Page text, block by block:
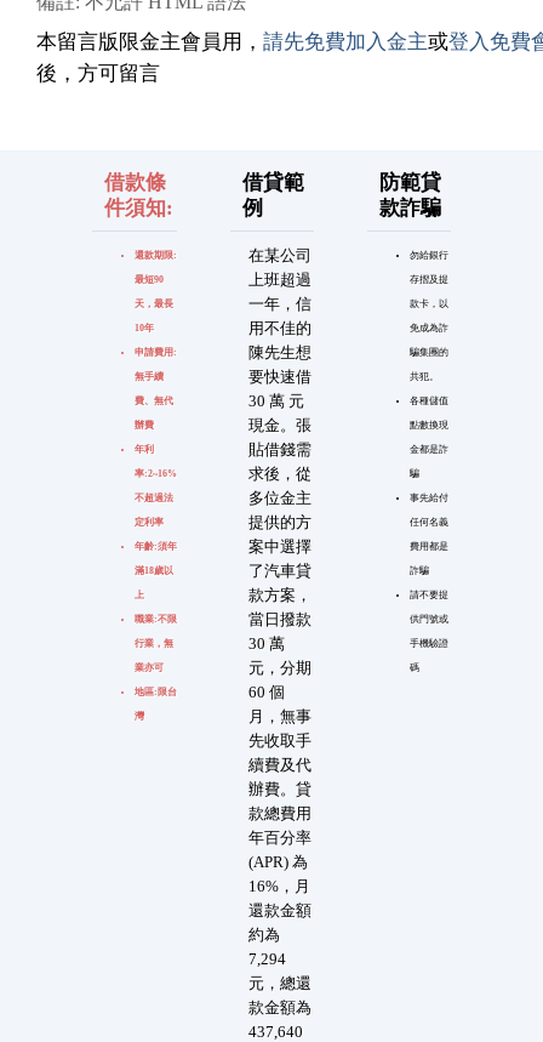
本留言版限金主會員用， 請先免費加入金主或登入免費
後，方可留言
借款條
件須知:
還款期限:
最短90
天，最長
10年
申請費用:
無手續
費、無代
辦費
年利
率:2~16%
不超過法
定利率
年齡:須年
滿18歲以
上
職業:不限
行業，無
業亦可
地區:限台
灣
借貸範
例
在某公司
上班超過
一年，信
用不佳的
陳先生想
要快速借
30 萬 元
現金。張
貼借錢需
求後，從
多位金主
提供的方
案中選擇
了汽車貸
款方案，
當日撥款
30 萬
元，分期
60 個
月，無事
先收取手
續費及代
辦費。貸
款總費用
年百分率
(APR) 為
16%，月
還款金額
約為
7,294
元，總還
款金額為
437,640
防範貸
款詐騙
勿給銀行
存摺及提
款卡，以
免成為詐
騙集團的
共犯。
各種儲值
點數換現
金都是詐
騙
事先給付
任何名義
費用都是
詐騙
請不要提
供門號或
手機驗證
碼